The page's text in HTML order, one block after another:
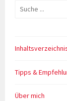
Suchen
Tipps &
Über mich